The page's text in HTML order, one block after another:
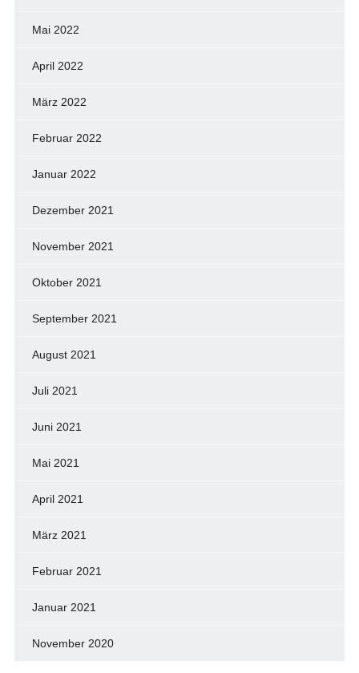
Mai 2022
April 2022
März 2022
Februar 2022
Januar 2022
Dezember 2021
November 2021
Oktober 2021
September 2021
August 2021
Juli 2021
Juni 2021
Mai 2021
April 2021
März 2021
Februar 2021
Januar 2021
November 2020